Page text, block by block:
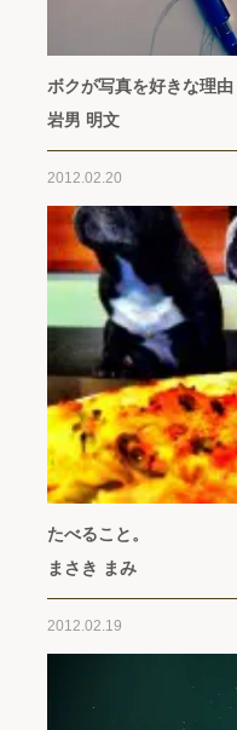
ボクが写真を好きな理由
岩男 明文
2012.02.20
たべること。
まさき まみ
2012.02.19